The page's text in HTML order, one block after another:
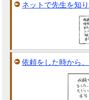
ネットで先生を知
依頼をした時から